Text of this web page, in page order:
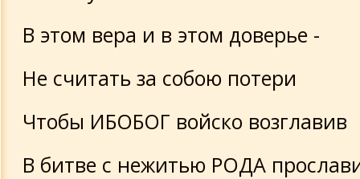
В этом вера и в этом доверье -
Не считать за собою потери
Чтобы ИБОБОГ войско возглавив
В битве с нежитью РОДА